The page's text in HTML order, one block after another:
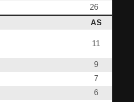
26
AS
11
9
7
6